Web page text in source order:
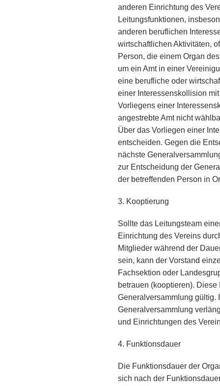
anderen Einrichtung des
Leitungsfunktionen,
anderen beruflichen
wirtschaftlichen Aktivitäten,
Person, die einem Organ
um ein Amt in einer
eine berufliche oder
einer Interessenskollision
Vorliegens einer
angestrebte Amt nicht
Über das Vorliegen einer
entscheiden. Gegen die
nächste
zur Entscheidung der
der betreffenden Person in
3. Kooptierung
Sollte das Leitungsteam
Einrichtung des Vereins
Mitglieder während der
sein, kann der Vorstand
Fachsektion oder
betrauen (kooptieren).
Generalversammlung gültig.
Generalversammlung
und Einrichtungen des
4. Funktionsdauer
Die Funktionsdauer der
sich nach der